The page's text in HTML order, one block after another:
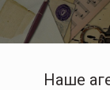
Наше